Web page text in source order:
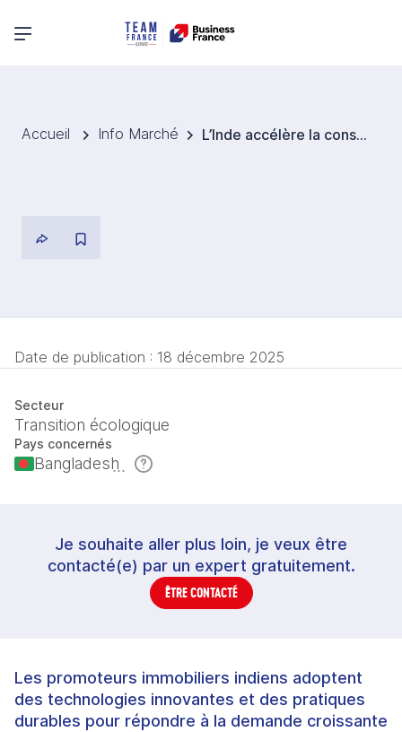
Menu principal
Accueil Info Marché L’Inde accélère la construction de bâtiments verts
Date de publication : 18 décembre 2025
Secteur
Transition écologique
Pays concernés
Bangladesh
Je souhaite aller plus loin, je veux être
contacté(e) par un expert gratuitement.
ÊTRE CONTACTÉ
Les promoteurs immobiliers indiens adoptent
des technologies innovantes et des pratiques
durables pour répondre à la demande croissante